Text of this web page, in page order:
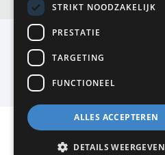
STRIKT NOODZAKELIJK
PRESTATIE
TARGETING
FUNCTIONEEL
ALLES ACCEPTEREN
DETAILS WEERGEVEN